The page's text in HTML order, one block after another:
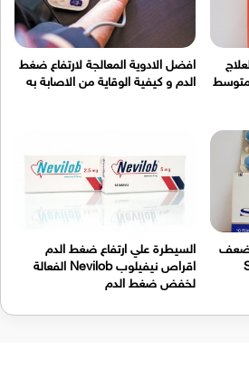
افضل الادوية المعالجة لارتفاع ضغط
الدم و كيفية الوقاية من الاصابة به
ضعف
السيطرة علي ارتفاع ضغط الدم
اقراص نيفيلوب Nevilob الفعالة
لخفض ضغط الدم